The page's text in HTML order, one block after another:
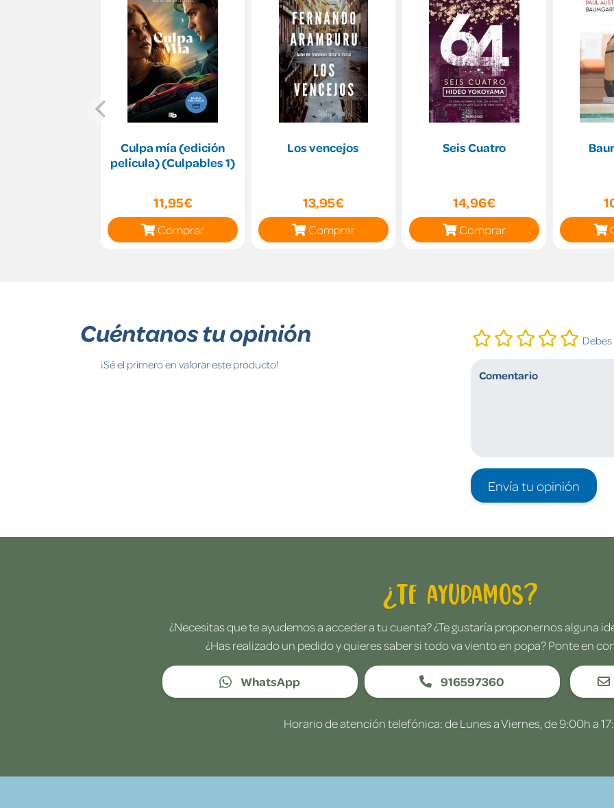
Culpa mía (edición
película) (Culpables 1)
11,95€
Comprar
Los vencejos
13,95€
Comprar
Seis Cuatro
14,96€
Comprar
Cuéntanos tu opinión
¡Sé el primero en valorar este producto!
Envía tu opinión
¿Te ayudamos?
¿Necesitas que te ayudemos a acceder a tu cuenta? ¿Te gustaría proponernos alguna
¿Has realizado un pedido y quieres saber si todo va viento en popa? Ponte en
WhatsApp 916597360
Horario de atención telefónica: de Lunes a Viernes, de 9:00h a